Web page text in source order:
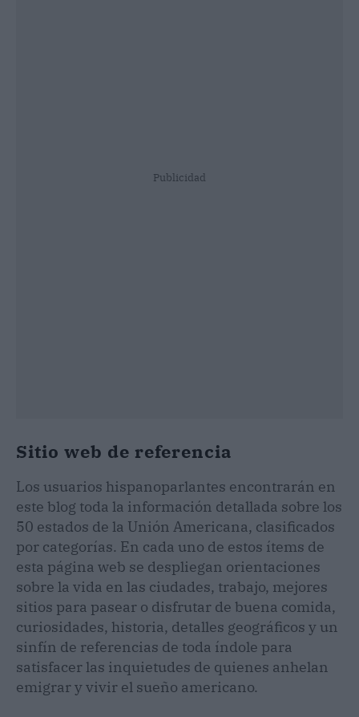
Publicidad
Sitio web de referencia
Los usuarios hispanoparlantes encontrarán en
este blog toda la información detallada sobre los
50 estados de la Unión Americana, clasificados
por categorías. En cada uno de estos ítems de
esta página web se despliegan orientaciones
sobre la vida en las ciudades, trabajo, mejores
sitios para pasear o disfrutar de buena comida,
curiosidades, historia, detalles geográficos y un
sinfín de referencias de toda índole para
satisfacer las inquietudes de quienes anhelan
emigrar y vivir el sueño americano.